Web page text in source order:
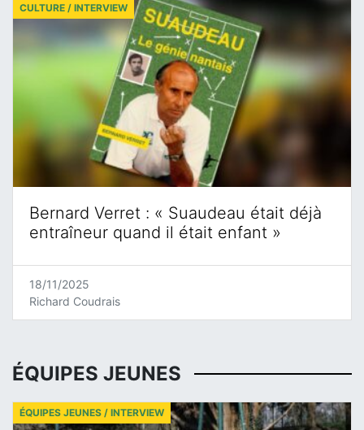
Bernard Verret : « Suaudeau était déjà
entraîneur quand il était enfant »
CULTURE / INTERVIEW
18/11/2025
Richard Coudrais
ÉQUIPES JEUNES
ÉQUIPES JEUNES / INTERVIEW